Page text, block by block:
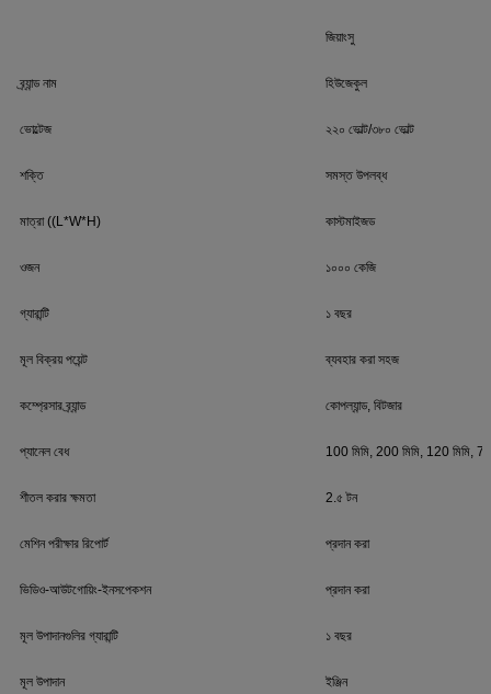
জিয়াংসু
ব্র্যান্ড নাম হিউজেকুল
ভোল্টেজ ২২০ ভোল্ট/৩৮০ ভোল্ট
শক্তি সমস্ত উপলব্ধ
মাত্রা ((L*W*H) কাস্টমাইজড
ওজন ১০০০ কেজি
গ্যারান্টি ১ বছর
মূল বিক্রয় পয়েন্ট ব্যবহার করা সহজ
কম্প্রেসার ব্র্যান্ড কোপল্যান্ড, বিটজার
প্যানেল বেধ 100 মিমি, 200 মিমি, 120 মিমি,
শীতল করার ক্ষমতা 2.৫ টন
মেশিন পরীক্ষার রিপোর্ট প্রদান করা
ভিডিও-আউটগোয়িং-ইনসপেকশন প্রদান করা
মূল উপাদানগুলির গ্যারান্টি ১ বছর
মূল উপাদান ইঞ্জিন